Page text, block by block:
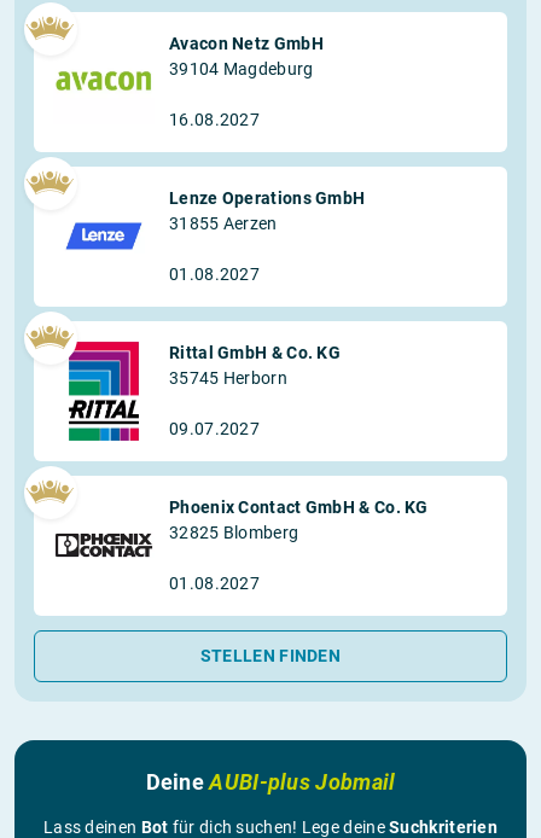
Avacon Netz GmbH
39104 Magdeburg
16.08.2027
Lenze Operations GmbH
31855 Aerzen
01.08.2027
Rittal GmbH & Co. KG
35745 Herborn
09.07.2027
Phoenix Contact GmbH & Co. KG
32825 Blomberg
01.08.2027
STELLEN FINDEN
DeineAUBI-plus Jobmail
Lass deinen Bot für dich suchen! Lege deineSuchkriterien